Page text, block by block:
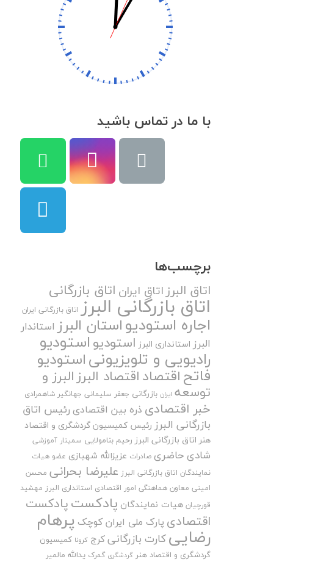
با ما در تماس باشید
برچسب‌ها
اتاق البرزاتاق ایران اتاق بازرگانی
اتاق بازرگانی البرز اتاق بازرگانی ایران
اجاره استودیواستان البرز استاندار
البرز استانداری البرز استودیواستودیو
رادیویی و تلویزیونیاستودیو
فاتحاقتصاداقتصاد البرزالبرز و
توسعه ایران بازرگانی جعفر سلیمانی جهانگیر شاهمرادی
خبر اقتصادی ذره بین اقتصادی رئیس اتاق
بازرگانی البرز رئیس کمیسیون گردشگری و اقتصاد
هنر اتاق بازرگانی البرز رحیم بنامولایی سمینار آموزشی
شادی حاضری صادرات عزیزالله شهبازی عضو هیات
نمایندگان اتاق بازرگانی البرز علیرضا بحرانی محسن
امینی معاون هماهنگی امور اقتصادی استانداری البرز مهشید
قورچیان هیات نمایندگان پادکستپادکست
اقتصادی پارک ملی ایران کوچک پرهام
رضاییکارت بازرگانیکرج کرونا کمیسیون
گردشگری و اقتصاد هنر گردشگری گمرک یدالله مالمیر